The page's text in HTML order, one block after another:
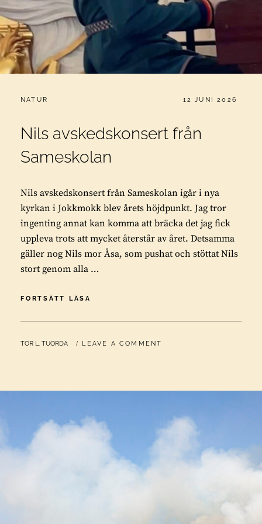
CATEGORIES:
NATUR PUBLICERAT
12 JUNI 2026
Nils avskedskonsert från
Sameskolan
Nils avskedskonsert från Sameskolan igår i nya
kyrkan i Jokkmokk blev årets höjdpunkt. Jag tror
ingenting annat kan komma att bräcka det jag fick
uppleva trots att mycket återstår av året. Detsamma
gäller nog Nils mor Åsa, som pushat och stöttat Nils
stort genom alla …
FORTSÄTT LÄSA
FRÅN
BY
TOR L. TUORDA LEAVE A COMMENT